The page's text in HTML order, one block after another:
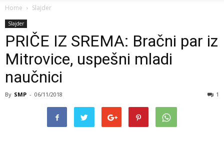
Home Slajder
Slajder
PRIČE IZ SREMA: Bračni par iz
Mitrovice, uspešni mladi
naučnici
By SMP - 06/11/2018 1